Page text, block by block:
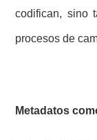
codifican, sino
procesos de
Metadatos